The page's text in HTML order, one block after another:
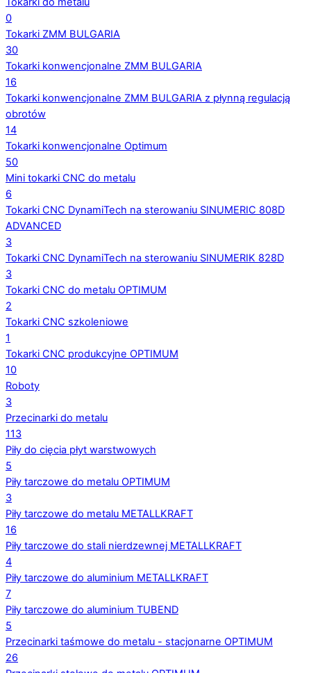
0
Tokarki ZMM BULGARIA
30
Tokarki konwencjonalne ZMM BULGARIA
16
Tokarki konwencjonalne ZMM BULGARIA z płynną regulacją
obrotów
14
Tokarki konwencjonalne Optimum
50
Mini tokarki CNC do metalu
6
Tokarki CNC DynamiTech na sterowaniu SINUMERIC 808D
ADVANCED
3
Tokarki CNC DynamiTech na sterowaniu SINUMERIK 828D
3
Tokarki CNC do metalu OPTIMUM
2
Tokarki CNC szkoleniowe
1
Tokarki CNC produkcyjne OPTIMUM
10
Roboty
3
Przecinarki do metalu
113
Piły do cięcia płyt warstwowych
5
Piły tarczowe do metalu OPTIMUM
3
Piły tarczowe do metalu METALLKRAFT
16
Piły tarczowe do stali nierdzewnej METALLKRAFT
4
Piły tarczowe do aluminium METALLKRAFT
7
Piły tarczowe do aluminium TUBEND
5
Przecinarki taśmowe do metalu - stacjonarne OPTIMUM
26